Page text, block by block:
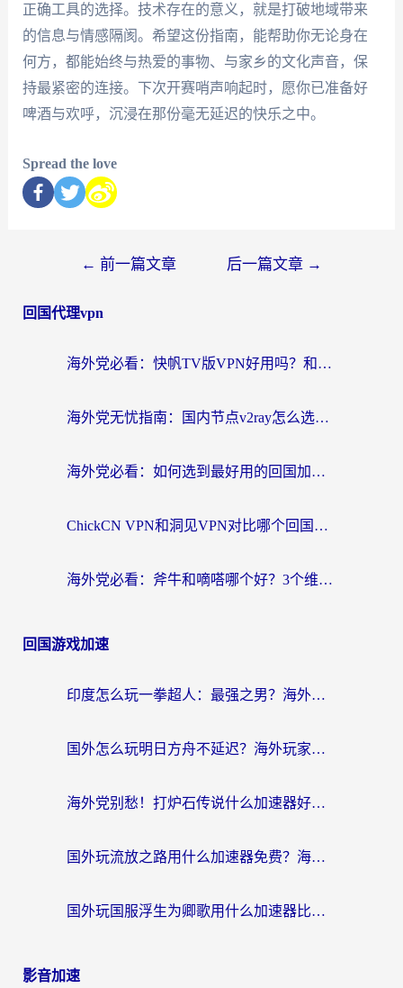
正确工具的选择。技术存在的意义，就是打破地域带来
的信息与情感隔阂。希望这份指南，能帮助你无论身在
何方，都能始终与热爱的事物、与家乡的文化声音，保
持最紧密的连接。下次开赛哨声响起时，愿你已准备好
啤酒与欢呼，沉浸在那份毫无延迟的快乐之中。
Spread the love
← 前一篇文章 后一篇文章 →
回国代理vpn
海外党必看：快帆TV版VPN好用吗？和快游VPN对比哪个回国效果更好？附实用避坑指南
海外党无忧指南：国内节点v2ray怎么选？一键回国VPN+多场景实测帮你避坑
海外党必看：如何选到最好用的回国加速器？从节点到售后的全维度指南
ChickCN VPN和洞见VPN对比哪个回国效果更好？海外党亲测3款加速器+避坑指南
海外党必看：斧牛和嘀嗒哪个好？3个维度教你选对回国加速器
回国游戏加速
印度怎么玩一拳超人：最强之男？海外党国服游戏加速避坑指南
国外怎么玩明日方舟不延迟？海外玩家国服游戏加速终极指南（附DNF梦幻诛仙解决方案）
海外党别愁！打炉石传说什么加速器好用？3个实用技巧解决国服游戏卡顿
国外玩流放之路用什么加速器免费？海外党亲测有效的国服游戏加速指南
国外玩国服浮生为卿歌用什么加速器比较好？海外党亲测不踩坑指南
影音加速